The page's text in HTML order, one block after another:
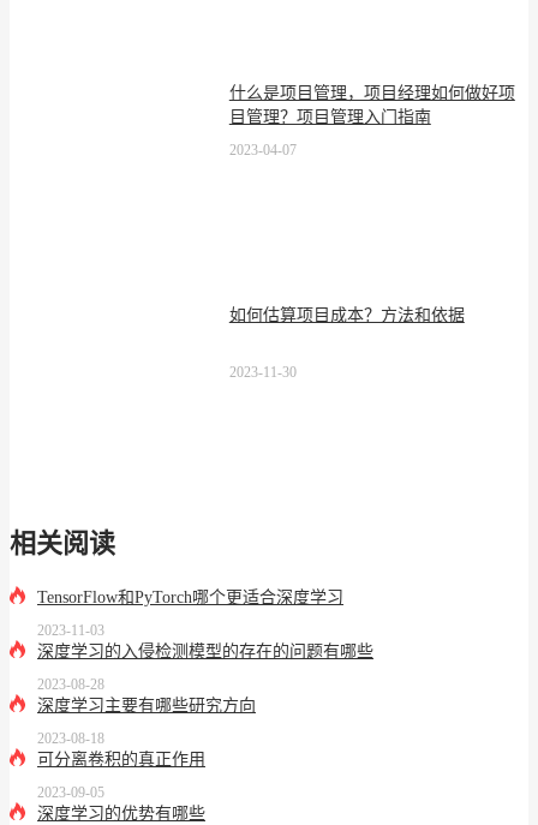
什么是项目管理，项目经理如何做好项
目管理？项目管理入门指南
2023-04-07
如何估算项目成本？方法和依据
2023-11-30
相关阅读
TensorFlow和PyTorch哪个更适合深度学习
2023-11-03
深度学习的入侵检测模型的存在的问题有哪些
2023-08-28
深度学习主要有哪些研究方向
2023-08-18
可分离卷积的真正作用
2023-09-05
深度学习的优势有哪些